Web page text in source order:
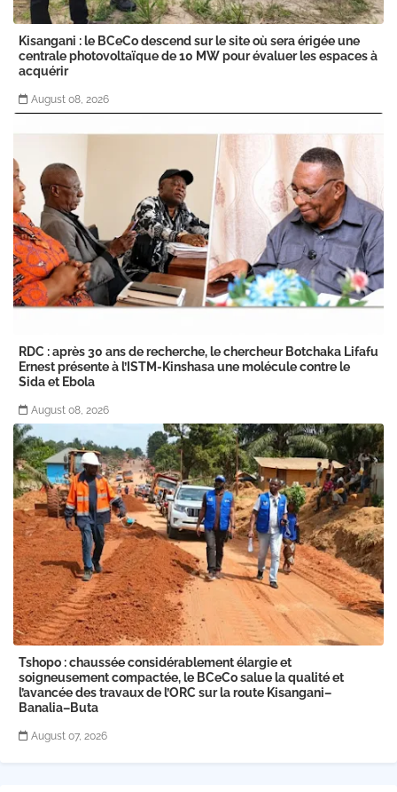
Kisangani : le BCeCo descend sur le site où sera érigée une
centrale photovoltaïque de 10 MW pour évaluer les espaces à
acquérir
August 08, 2026
RDC : après 30 ans de recherche, le chercheur Botchaka Lifafu
Ernest présente à l’ISTM-Kinshasa une molécule contre le
Sida et Ebola
August 08, 2026
Tshopo : chaussée considérablement élargie et
soigneusement compactée, le BCeCo salue la qualité et
l’avancée des travaux de l’ORC sur la route Kisangani–
Banalia–Buta
August 07, 2026